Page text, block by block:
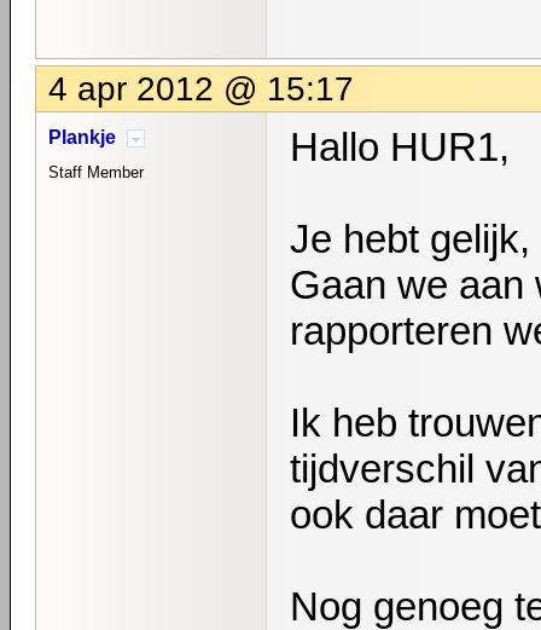
4 apr 2012 @ 15:17
Plankje
Staff Member
Hallo HUR1,
Je hebt
Gaan we aan
rapporteren
Ik heb
tijdverschil
ook daar
Nog genoeg